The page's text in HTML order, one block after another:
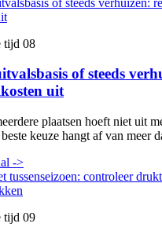
tijd 08
of steeds
uit
plaatsen hoeft niet uit
keuze hangt af van meer
->
tijd 09